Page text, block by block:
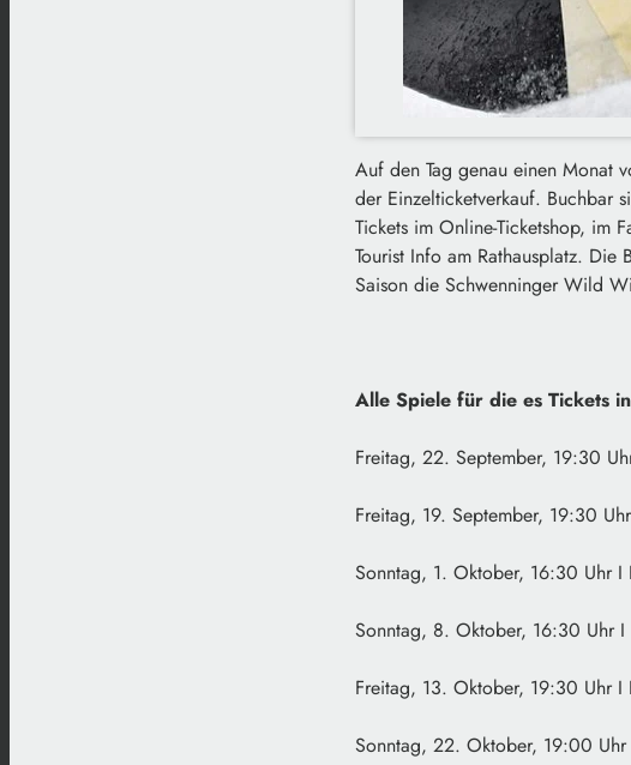
Auf den Tag genau einen Monat
der Einzelticketverkauf. Buchbar
Tickets im Online-Ticketshop, im
Tourist Info am Rathausplatz.
Saison die Schwenninger Wild
Alle Spiele für die es Tickets
Freitag, 22. September, 19:30
Freitag, 19. September, 19:30
Sonntag, 1. Oktober, 16:30 Uhr I
Sonntag, 8. Oktober, 16:30 Uhr I
Freitag, 13. Oktober, 19:30 Uhr I
Sonntag, 22. Oktober, 19:00 Uhr